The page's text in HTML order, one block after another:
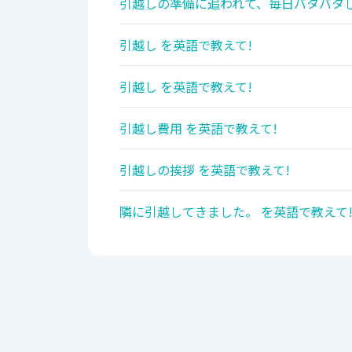
引越し を英語で教えて!
引越し を英語で教えて!
引越し費用 を英語で教えて!
引越しの挨拶 を英語で教えて!
隣に引越してきました。 を英語で教えて!